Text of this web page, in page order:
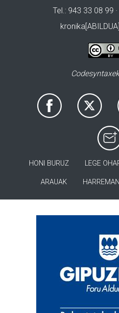
Tel.: 943 33 08 99
HONI BURUZ LEGE
ARAUAK